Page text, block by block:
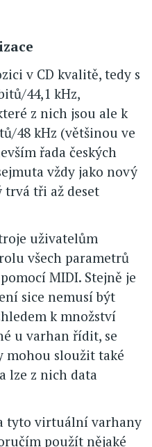
v CD kvalitě, tedy s
44,1 kHz,
z nich jsou ale k
48 kHz (většinou ve
řada českých
vždy jako nový
trvá tři až deset
uživatelům
všech parametrů
MIDI. Stejně je
sice nemusí být
k množství
u varhan řídit, se
mohou sloužit také
lze z nich data
tyto virtuální varhany
použít nějaké